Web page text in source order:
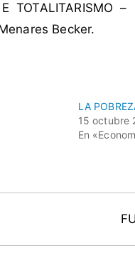
TOTALITARISMO
Becker.
LA
15 octubre
En